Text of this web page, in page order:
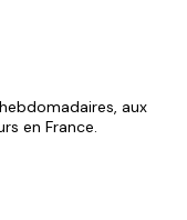
aux
en France.